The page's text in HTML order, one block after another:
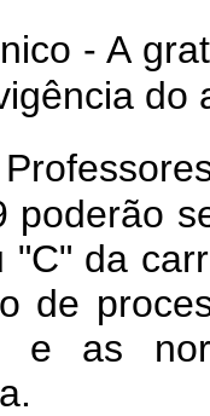
- A
do
poderão
da
de
e as